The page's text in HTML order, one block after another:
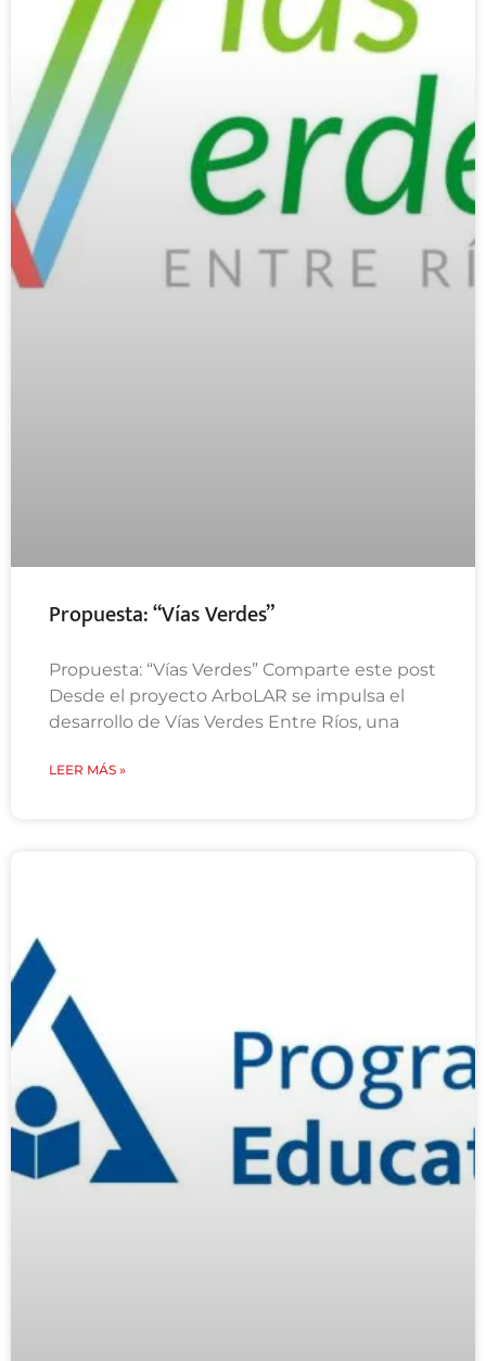
Propuesta: “Vías Verdes”
Propuesta: “Vías Verdes” Comparte este post
Desde el proyecto ArboLAR se impulsa el
desarrollo de Vías Verdes Entre Ríos, una
LEER MÁS »